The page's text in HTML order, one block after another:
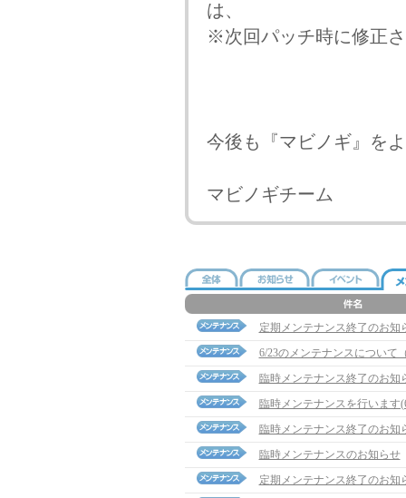
は、
※次回パッチ時に修正
今後も『マビノギ』を
マビノギチーム
定期メンテナンス終了のお知
6/23のメンテナンスについて
臨時メンテナンス終了のお知
臨時メンテナンスを行いま
臨時メンテナンス終了のお知
臨時メンテナンスのお知らせ
定期メンテナンス終了のお知